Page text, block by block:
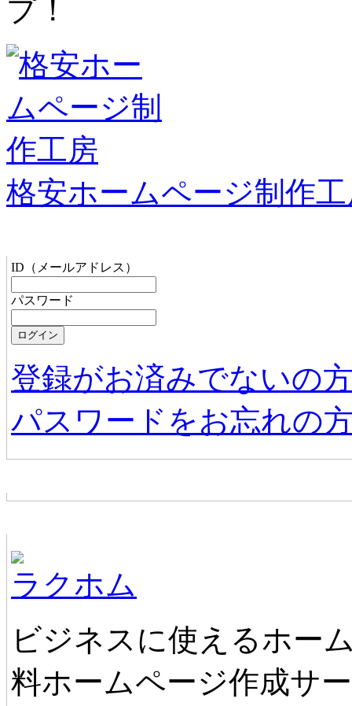
プ！
格安ホームページ制作
ID（メールアドレス）
パスワード
登録がお済みでないの
パスワードをお忘れの
ラクホム
ビジネスに使えるホー
料ホームページ作成サ